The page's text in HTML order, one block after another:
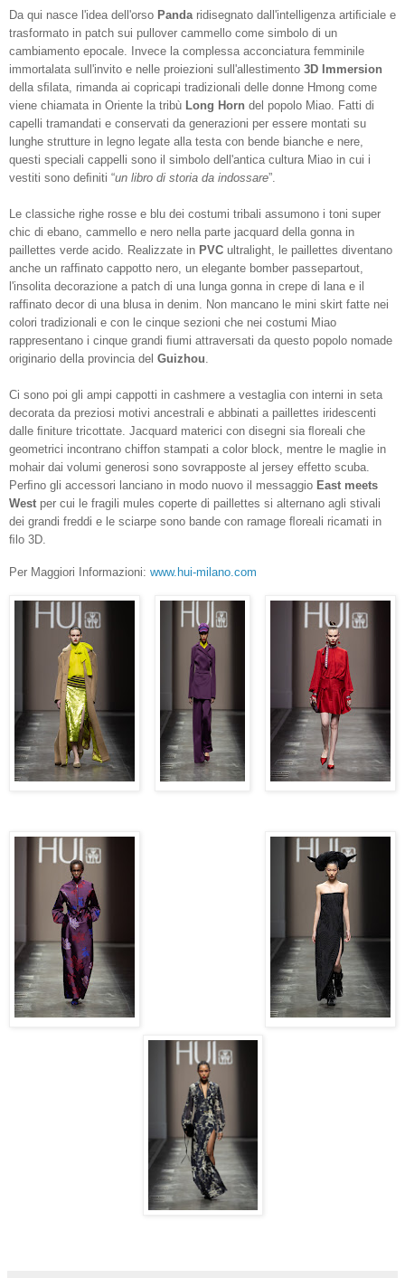
Da qui nasce l'idea dell'orso Pandaridisegnato dall'intelligenza artiﬁciale e
trasformato in patch sui pullover cammello come simbolo di un
cambiamento epocale. Invece la complessa acconciatura femminile
immortalata sull'invito e nelle proiezioni sull'allestimento 3D Immersion
della sﬁlata, rimanda ai copricapi tradizionali delle donne Hmong come
viene chiamata in Oriente la tribù Long Horn del popolo Miao. Fatti di
capelli tramandati e conservati da generazioni per essere montati su
lunghe strutture in legno legate alla testa con bende bianche e nere,
questi speciali cappelli sono il simbolo dell'antica cultura Miao in cui i
vestiti sono deﬁniti “un libro di storia da indossare”.
Le classiche righe rosse e blu dei costumi tribali assumono i toni super
chic di ebano, cammello e nero nella parte jacquard della gonna in
paillettes verde acido. Realizzate in PVC ultralight, le paillettes diventano
anche un rafﬁnato cappotto nero, un elegante bomber passepartout,
l'insolita decorazione a patch di una lunga gonna in crepe di lana e il
rafﬁnato decor di una blusa in denim. Non mancano le mini skirt fatte nei
colori tradizionali e con le cinque sezioni che nei costumi Miao
rappresentano i cinque grandi ﬁumi attraversati da questo popolo nomade
originario della provincia del Guizhou.
Ci sono poi gli ampi cappotti in cashmere a vestaglia con interni in seta
decorata da preziosi motivi ancestrali e abbinati a paillettes iridescenti
dalle ﬁniture tricottate. Jacquard materici con disegni sia ﬂoreali che
geometrici incontrano chiffon stampati a color block, mentre le maglie in
mohair dai volumi generosi sono sovrapposte al jersey effetto scuba.
Perﬁno gli accessori lanciano in modo nuovo il messaggio East meets
West per cui le fragili mules coperte di paillettes si alternano agli stivali
dei grandi freddi e le sciarpe sono bande con ramage ﬂoreali ricamati in
ﬁlo 3D.
Per Maggiori Informazioni: www.hui-milano.com